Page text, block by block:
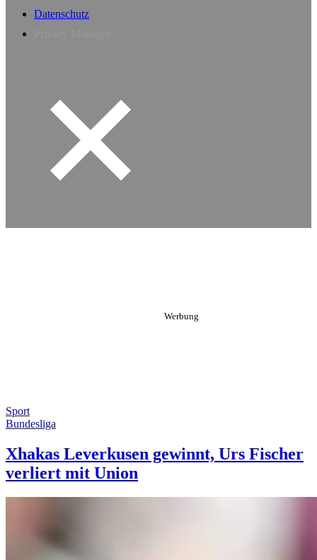
Datenschutz
Sport
Bundesliga
Xhakas Leverkusen gewinnt, Urs Fischer
verliert mit Union